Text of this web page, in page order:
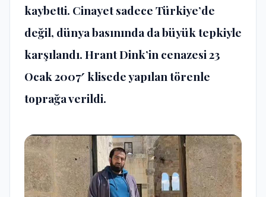
kaybetti. Cinayet sadece Türkiye’de
değil, dünya basınında da büyük tepkiyle
karşılandı. Hrant Dink’in cenazesi 23
Ocak 2007′ klisede yapılan törenle
toprağa verildi.